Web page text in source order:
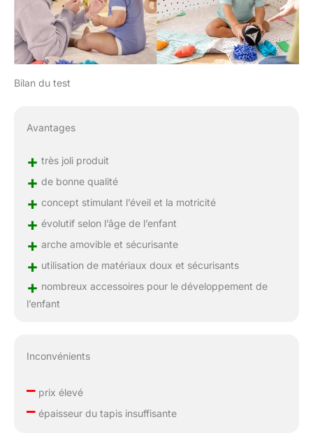
Bilan du test
Avantages
+ très joli produit
+ de bonne qualité
+ concept stimulant l’éveil et la motricité
+ évolutif selon l’âge de l’enfant
+ arche amovible et sécurisante
+ utilisation de matériaux doux et sécurisants
+ nombreux accessoires pour le développement de
l’enfant
Inconvénients
–prix élevé
–épaisseur du tapis insuffisante